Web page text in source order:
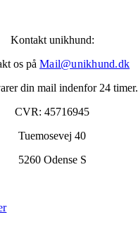
Kontakt unikhund:
os på Mail@unikhund.dk
din mail indenfor 24 timer.
CVR: 45716945
Tuemosevej 40
5260 Odense S